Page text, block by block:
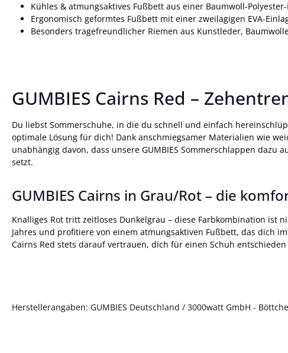
Kühles & atmungsaktives Fußbett aus einer Baumwoll-
Ergonomisch geformtes Fußbett mit einer zweilagigen EVA-
Besonders tragefreundlicher Riemen aus Kunstleder,
GUMBIES Cairns Red –
Du liebst Sommerschuhe, in die du schnell und einfach
optimale Lösung für dich! Dank anschmiegsamer Materialien wie
unabhängig davon, dass unsere GUMBIES Sommerschlappen
setzt.
GUMBIES Cairns in Grau/Rot – die
Knalliges Rot tritt zeitloses Dunkelgrau – diese Farbkombination ist
Jahres und profitiere von einem atmungsaktiven Fußbett, das dich
Cairns Red stets darauf vertrauen, dich für einen Schuh
Herstellerangaben: GUMBIES Deutschland / 3000watt GmbH -